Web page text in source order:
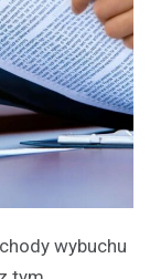
wybuchu